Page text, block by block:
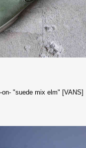
"suede mix elm" [VANS]